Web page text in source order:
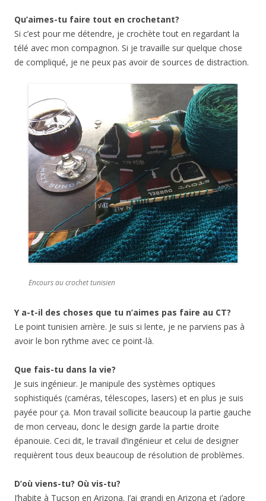
Qu’aimes-tu faire tout en crochetant?
Si c’est pour me détendre, je crochète tout en regardant la
télé avec mon compagnon. Si je travaille sur quelque chose
de compliqué, je ne peux pas avoir de sources de distraction.
Encours au crochet tunisien
Y a-t-il des choses que tu n’aimes pas faire au CT?
Le point tunisien arrière. Je suis si lente, je ne parviens pas à
avoir le bon rythme avec ce point-là.
Que fais-tu dans la vie?
Je suis ingénieur. Je manipule des systèmes optiques
sophistiqués (caméras, télescopes, lasers) et en plus je suis
payée pour ça. Mon travail sollicite beaucoup la partie gauche
de mon cerveau, donc le design garde la partie droite
épanouie. Ceci dit, le travail d’ingénieur et celui de designer
requièrent tous deux beaucoup de résolution de problèmes.
D’où viens-tu? Où vis-tu?
J’habite à Tucson en Arizona. J’ai grandi en Arizona et j’adore